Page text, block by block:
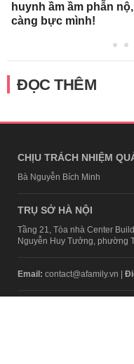
huynh ầm ầm phẫn
càng bực mình!
ĐỌC THÊM
CHỊU TRÁCH NHIỆM
Bà Nguyễn Bích Minh
TRỤ SỞ HÀ NỘI
Tầng 21, Tòa nhà Center
Nguyễn Huy Tưởng, phường
Email: contact@afamily.vn |